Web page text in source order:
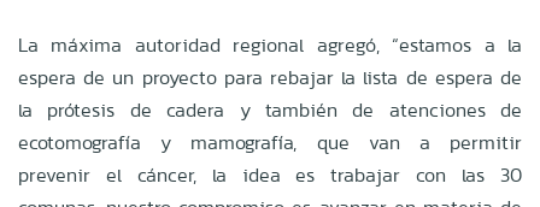
La máxima autoridad regional agregó, “estamos a la
espera de un proyecto para rebajar la lista de espera de
la prótesis de cadera y también de atenciones de
ecotomografía y mamografía, que van a permitir
prevenir el cáncer, la idea es trabajar con las 30